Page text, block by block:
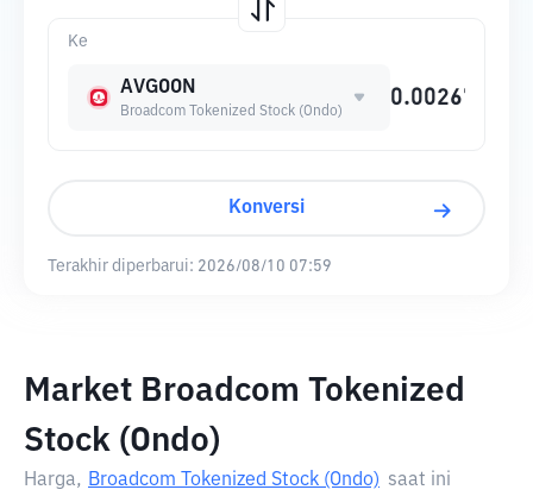
Ke
AVGOON
Broadcom Tokenized Stock (Ondo)
Konversi
Terakhir diperbarui: 2026/08/10 07:59
Market Broadcom Tokenized
Stock (Ondo)
Harga, Broadcom Tokenized Stock (Ondo) saat ini